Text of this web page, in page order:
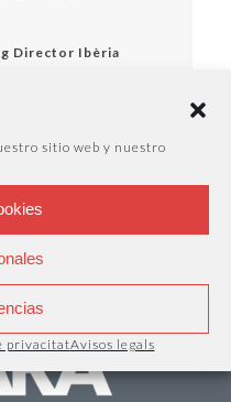
sitio web y nuestro
privacitatAvisos legals
Director Ibèria